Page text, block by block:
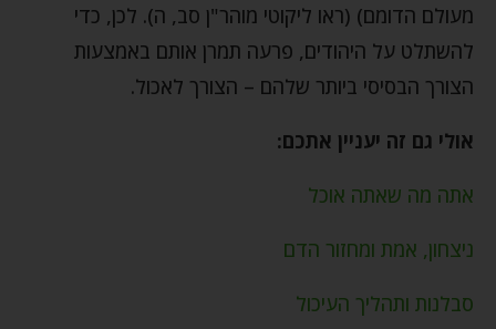
מעולם הדומם) (ראו ליקוטי מוהר"ן סב, ה). לכן, כדי
להשתלט על היהודים, פרעה תמרן אותם באמצעות
הצורך הבסיסי ביותר שלהם – הצורך לאכול.
אולי גם זה יעניין אתכם:
אתה מה שאתה אוכל
ניצחון, אמת ומחזור הדם
סבלנות ותהליך העיכול